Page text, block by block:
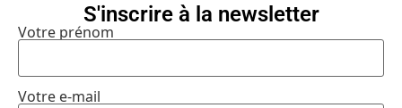
S'inscrire à la newsletter
Votre prénom
Votre e-mail